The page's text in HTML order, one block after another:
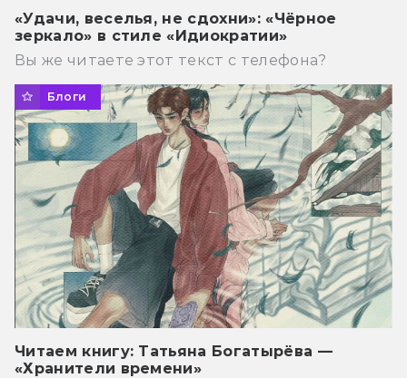
«Удачи, веселья, не сдохни»: «Чёрное
зеркало» в стиле «Идиократии»
Вы же читаете этот текст с телефона?
Блоги
Читаем книгу: Татьяна Богатырёва —
«Хранители времени»